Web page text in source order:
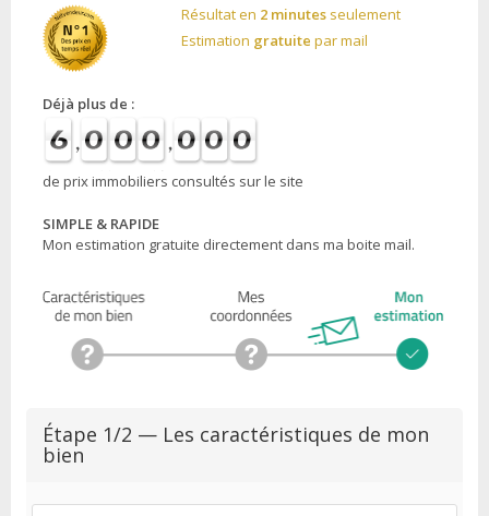
Résultat en 2 minutesseulement
Estimation gratuite par mail
Déjà plus de :
de prix immobiliers consultés sur le site
SIMPLE & RAPIDE
Mon estimation gratuite directement dans ma boite mail.
Étape 1/2 — Les caractéristiques de mon
bien